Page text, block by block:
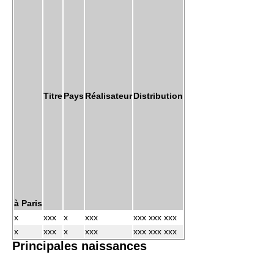
à Paris
TitrePays RéalisateurDistribution
x xxx x xxx
xxx xxx xxx
x
xxx x xxx xxx xxx xxx
Principales naissances